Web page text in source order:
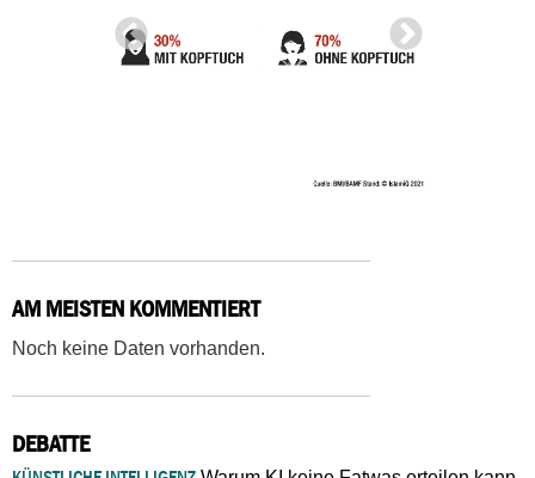
AM MEISTEN KOMMENTIERT
Noch keine Daten vorhanden.
DEBATTE